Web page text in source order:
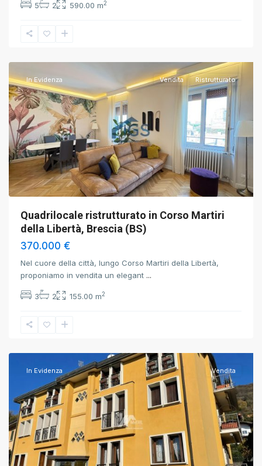
5 2 590.00 m2
Brescia,
In Evidenza Vendita Ristrutturato
Quadrilocale ristrutturato in Corso Martiri
della Libertà, Brescia (BS)
370.000 €
Nel cuore della città, lungo Corso Martiri della Libertà,
proponiamo in vendita un elegant ...
3 2 155.00 m2
Brescia,
In Evidenza Vendita